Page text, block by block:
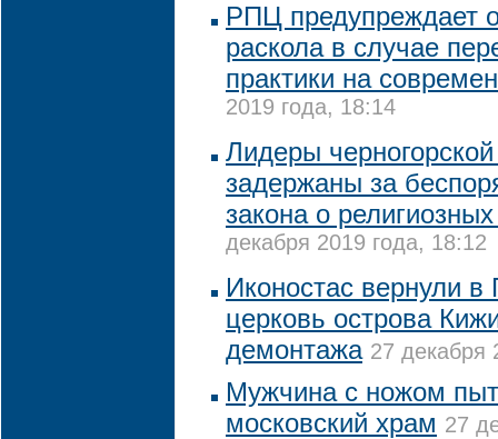
РПЦ предупреждает
раскола в случае
практики на
2019 года, 18:14
Лидеры
задержаны за
закона о
декабря 2019 года, 18:12
Иконостас вернули
церковь острова
демонтажа 27 декабря
Мужчина с ножом
московский храм 27